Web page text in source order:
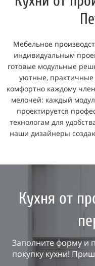
Мебельное
индивидуальным
готовые модульные
уютные, практичные
комфортно каждому
мелочей: каждый
проектируется
технологам для
наши дизайнеры
Кухня от
Заполните форму и
покупку кухни!